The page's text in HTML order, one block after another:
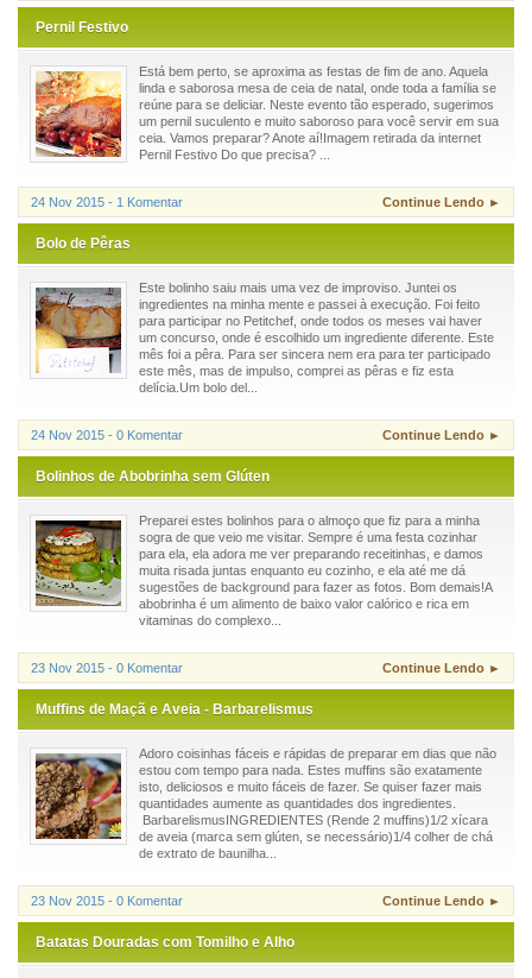
Pernil Festivo
Está bem perto, se aproxima as festas de fim de ano. Aquela
linda e saborosa mesa de ceia de natal, onde toda a família se
reúne para se deliciar. Neste evento tão esperado, sugerimos
um pernil suculento e muito saboroso para você servir em sua
ceia. Vamos preparar? Anote aí!Imagem retirada da internet
Pernil Festivo Do que precisa? ...
24 Nov 2015 - 1 Komentar Continue Lendo ►
Bolo de Pêras
Este bolinho saiu mais uma vez de improviso. Juntei os
ingredientes na minha mente e passei à execução. Foi feito
para participar no Petitchef, onde todos os meses vai haver
um concurso, onde é escolhido um ingrediente diferente. Este
mês foi a pêra. Para ser sincera nem era para ter participado
este mês, mas de impulso, comprei as pêras e fiz esta
delícia.Um bolo del...
24 Nov 2015 - 0 Komentar Continue Lendo ►
Bolinhos de Abobrinha sem Glúten
Preparei estes bolinhos para o almoço que fiz para a minha
sogra de que veio me visitar. Sempre é uma festa cozinhar
para ela, ela adora me ver preparando receitinhas, e damos
muita risada juntas enquanto eu cozinho, e ela até me dá
sugestões de background para fazer as fotos. Bom demais!A
abobrinha é um alimento de baixo valor calórico e rica em
vitaminas do complexo...
23 Nov 2015 - 0 Komentar Continue Lendo ►
Muffins de Maçã e Aveia - Barbarelismus
Adoro coisinhas fáceis e rápidas de preparar em dias que não
estou com tempo para nada. Estes muffins são exatamente
isto, deliciosos e muito fáceis de fazer. Se quiser fazer mais
quantidades aumente as quantidades dos ingredientes.
BarbarelismusINGREDIENTES (Rende 2 muffins)1/2 xícara
de aveia (marca sem glúten, se necessário)1/4 colher de chá
de extrato de baunilha...
23 Nov 2015 - 0 Komentar Continue Lendo ►
Batatas Douradas com Tomilho e Alho